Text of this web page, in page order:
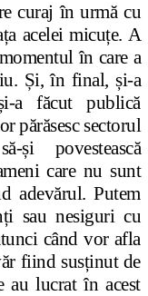
curaj în urmă cu
acelei micuțe. A
în care a
Și, în final, și-a
a făcut publică
părăsesc sectorul
povestească
care nu sunt
adevărul. Putem
sau nesiguri cu
când vor afla
fiind susținut de
au lucrat în acest